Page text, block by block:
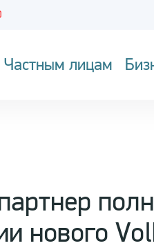
Частным лицам
нового